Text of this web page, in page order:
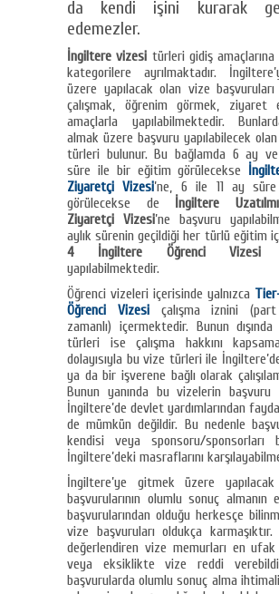
da kendi işini kurarak
edemezler.
İngiltere vizesi türleri gidiş
kategorilere ayrılmaktadır.
üzere yapılacak olan vize
çalışmak, öğrenim görmek, ziyaret
amaçlarla yapılabilmektedir.
almak üzere başvuru yapılabilecek
türleri bulunur. Bu bağlamda 6 ay ve
süre ile bir eğitim görülecekse
Ziyaretçi Vizesi’ne, 6 ile 11 ay
görülecekse de
İngiltere
Ziyaretçi Vizesi’ne başvuru
aylık sürenin geçildiği her türlü eğitim
4 İngiltere Öğrenci Vizesi
yapılabilmektedir.
Öğrenci vizeleri içerisinde yalnızca
Öğrenci Vizesiçalışma iznini (part
zamanlı) içermektedir. Bunun
türleri ise çalışma hakkını
dolayısıyla bu vize türleri ile
ya da bir işverene bağlı olarak
Bunun yanında bu vizelerin başvuru
İngiltere’de devlet yardımlarından
de mümkün değildir. Bu nedenle
kendisi veya sponsoru/sponsorları
İngiltere’deki masraflarını
İngiltere’ye gitmek üzere
başvurularının olumlu sonuç
başvurularından olduğu herkesçe
vize başvuruları oldukça karmaşıktır.
değerlendiren vize memurları en
veya eksiklikte vize reddi
başvurularda olumlu sonuç alma